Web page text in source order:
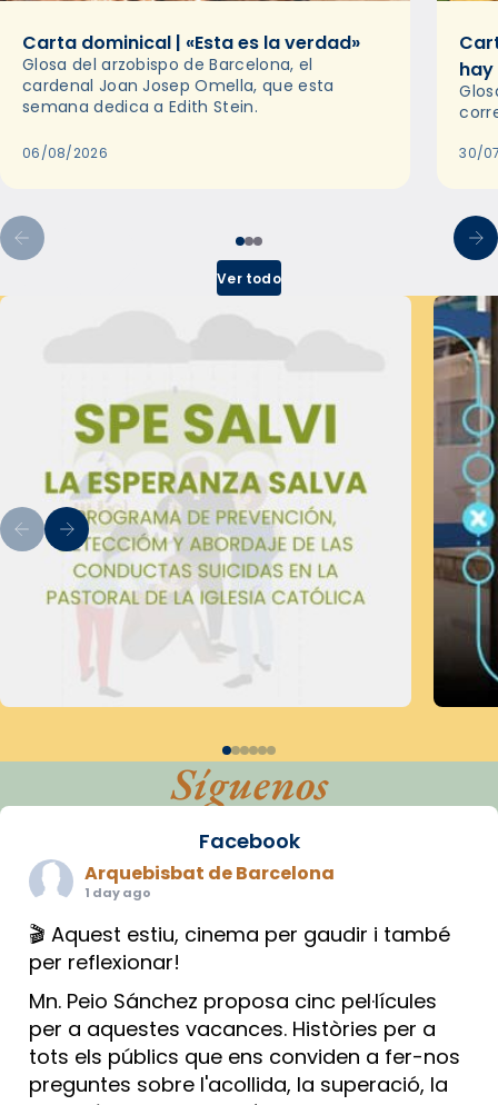
Carta dominical | «Esta es la verdad»
Glosa del arzobispo de Barcelona, el
cardenal Joan Josep Omella, que esta
semana dedica a Edith Stein.
06/08/2026 30/
Ver todo
Síguenos
Facebook
Arquebisbat de Barcelona
1 day ago
🎬 Aquest estiu, cinema per gaudir i també
per reflexionar!
Mn. Peio Sánchez proposa cinc pel·lícules
per a aquestes vacances. Històries per a
tots els públics que ens conviden a fer-nos
preguntes sobre l'acollida, la superació, la